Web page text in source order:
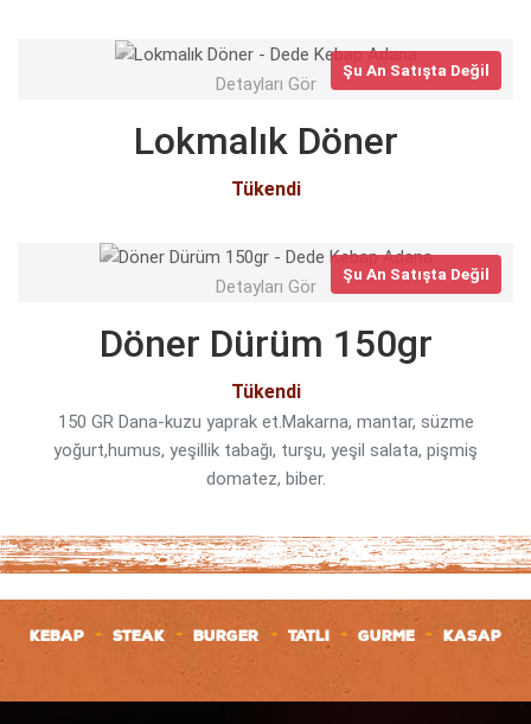
Detayları Gör
Şu An Satışta Değil
Lokmalık Döner
Tükendi
Detayları Gör
Şu An Satışta Değil
Döner Dürüm 150gr
Tükendi
150 GR Dana-kuzu yaprak et.Makarna, mantar, süzme
yoğurt,humus, yeşillik tabağı, turşu, yeşil salata, pişmiş
domatez, biber.
KEBAP + STEAK + BURGER + TATLI + GURME + KASAP